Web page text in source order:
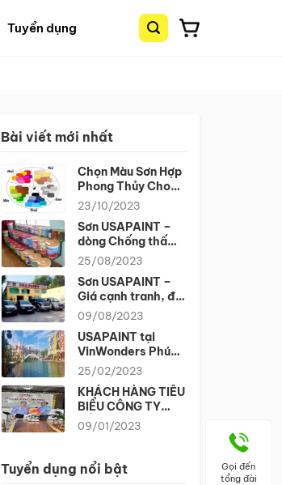
Tuyển dụng
Bài viết mới nhất
Chọn Màu Sơn Hợp
Phong Thủy Cho
Ngôi Nhà Của Bạn
23/10/2023
Sơn USAPAINT –
dòng Chống thấm
trộn xi măng CT11A
25/08/2023
Sơn USAPAINT –
Giá cạnh tranh, độ
phủ tốt và đa dạng
màu sắc cho độ
bền cao
09/08/2023
USAPAINT tại
VinWonders Phú
Quốc
25/02/2023
KHÁCH HÀNG TIÊU
BIỂU CÔNG TY
CÔNG NGHỆ SƠN
MỸ – USAPAINT
09/01/2023
Tuyển dụng nổi bật
Gọi đến
tổng đài